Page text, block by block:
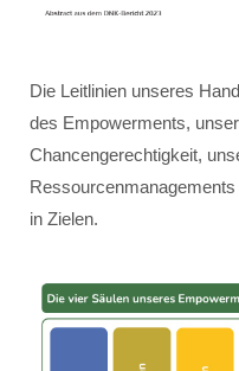
Die Leitlinien unseres
des Empowerments,
Chancengerechtigkeit,
in Zielen.